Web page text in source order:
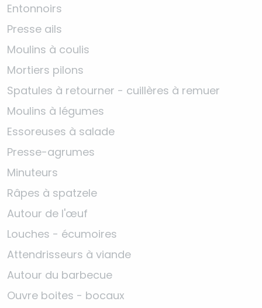
Entonnoirs
Presse ails
Moulins à coulis
Mortiers pilons
Spatules à retourner - cuillères à remuer
Moulins à légumes
Essoreuses à salade
Presse-agrumes
Minuteurs
Râpes à spatzele
Autour de l'œuf
Louches - écumoires
Attendrisseurs à viande
Autour du barbecue
Ouvre boites - bocaux